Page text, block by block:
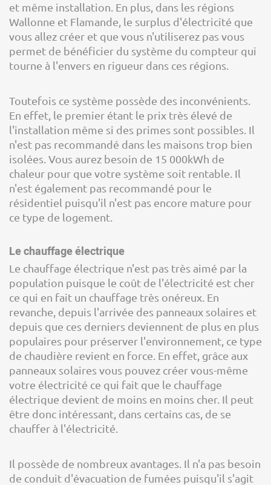
et même installation. En plus, dans les régions
Wallonne et Flamande, le surplus d'électricité que
vous allez créer et que vous n'utiliserez pas vous
permet de bénéficier du système du compteur qui
tourne à l'envers en rigueur dans ces régions.
Toutefois ce système possède des inconvénients.
En effet, le premier étant le prix très élevé de
l'installation même si des primes sont possibles. Il
n'est pas recommandé dans les maisons trop bien
isolées. Vous aurez besoin de 15 000kWh de
chaleur pour que votre système soit rentable. Il
n'est également pas recommandé pour le
résidentiel puisqu'il n'est pas encore mature pour
ce type de logement.
Le chauffage électrique
Le chauffage électrique n'est pas très aimé par la
population puisque le coût de l'électricité est cher
ce qui en fait un chauffage très onéreux. En
revanche, depuis l'arrivée des panneaux solaires et
depuis que ces derniers deviennent de plus en plus
populaires pour préserver l'environnement, ce type
de chaudière revient en force. En effet, grâce aux
panneaux solaires vous pouvez créer vous-même
votre électricité ce qui fait que le chauffage
électrique devient de moins en moins cher. Il peut
être donc intéressant, dans certains cas, de se
chauffer à l'électricité.
Il possède de nombreux avantages. Il n'a pas besoin
de conduit d'évacuation de fumées puisqu'il s'agit